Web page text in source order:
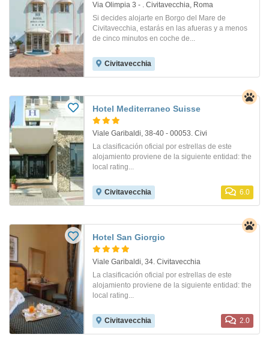
Via Olimpia 3 - . Civitavecchia, Roma
Si decides alojarte en Borgo del Mare de
Civitavecchia, estarás en las afueras y a menos
de cinco minutos en coche de...
Civitavecchia
Hotel Mediterraneo Suisse
Viale Garibaldi, 38-40 - 00053. Civi
La clasificación oficial por estrellas de este
alojamiento proviene de la siguiente entidad: the
local rating...
Civitavecchia 6.0
Hotel San Giorgio
Viale Garibaldi, 34. Civitavecchia
La clasificación oficial por estrellas de este
alojamiento proviene de la siguiente entidad: the
local rating...
Civitavecchia 2.0